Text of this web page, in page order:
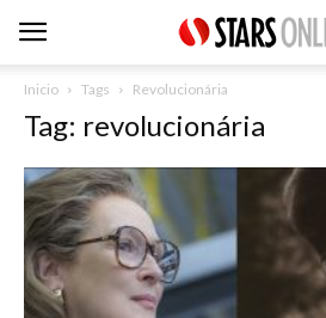
Inicio Tags Revolucionária
Tag: revolucionária